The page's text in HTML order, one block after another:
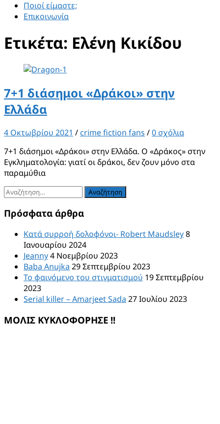
Ποιοί είμαστε;
Επικοινωνία
Ετικέτα: Ελένη Κικίδου
7+1 διάσημοι «Δράκοι» στην
Ελλάδα
4 Οκτωβρίου 2021 / crime fiction fans /0 σχόλια
7+1 διάσημοι «Δράκοι» στην Ελλάδα. Ο «Δράκος» στην
Eγκληματολογία: γιατί οι δράκοι, δεν ζουν μόνο στα
παραμύθια
Αναζήτηση
για:
Πρόσφατα άρθρα
Κατά συρροή δολοφόνοι- Robert Maudsley8
Ιανουαρίου 2024
Jeanny4 Νοεμβρίου 2023
Baba Anujka 29 Σεπτεμβρίου 2023
Το φαινόμενο του στιγματισμού 19 Σεπτεμβρίου
2023
Serial killer – Amarjeet Sada 27 Ιουλίου 2023
ΜΟΛΙΣ ΚΥΚΛΟΦΟΡΗΣΕ !!